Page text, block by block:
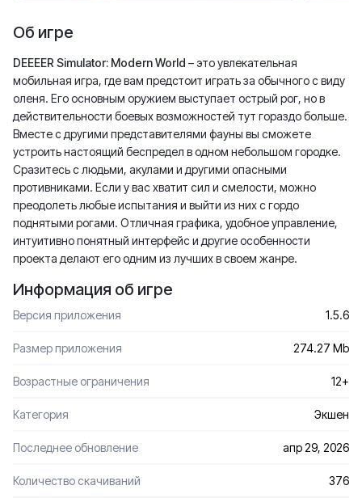
Об игре
DEEEER Simulator: Modern World – это увлекательная
мобильная игра, где вам предстоит играть за обычного с виду
оленя. Его основным оружием выступает острый рог, но в
действительности боевых возможностей тут гораздо больше.
Вместе с другими представителями фауны вы сможете
устроить настоящий беспредел в одном небольшом городке.
Сразитесь с людьми, акулами и другими опасными
противниками. Если у вас хватит сил и смелости, можно
преодолеть любые испытания и выйти из них с гордо
поднятыми рогами. Отличная графика, удобное управление,
интуитивно понятный интерфейс и другие особенности
проекта делают его одним из лучших в своем жанре.
Информация об игре
Версия приложения 1.5.6
Размер приложения 274.27 Mb
Возрастные ограничения 12+
Категория Экшен
Последнее обновление апр 29, 2026
Количество скачиваний 376